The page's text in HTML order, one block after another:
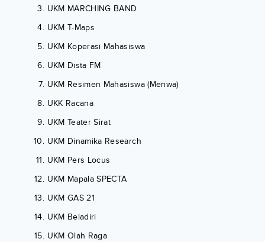
UKM MARCHING BAND
UKM T-Maps
UKM Koperasi Mahasiswa
UKM Dista FM
UKM Resimen Mahasiswa (Menwa)
UKK Racana
UKM Teater Sirat
UKM Dinamika Research
UKM Pers Locus
UKM Mapala SPECTA
UKM GAS 21
UKM Beladiri
UKM Olah Raga